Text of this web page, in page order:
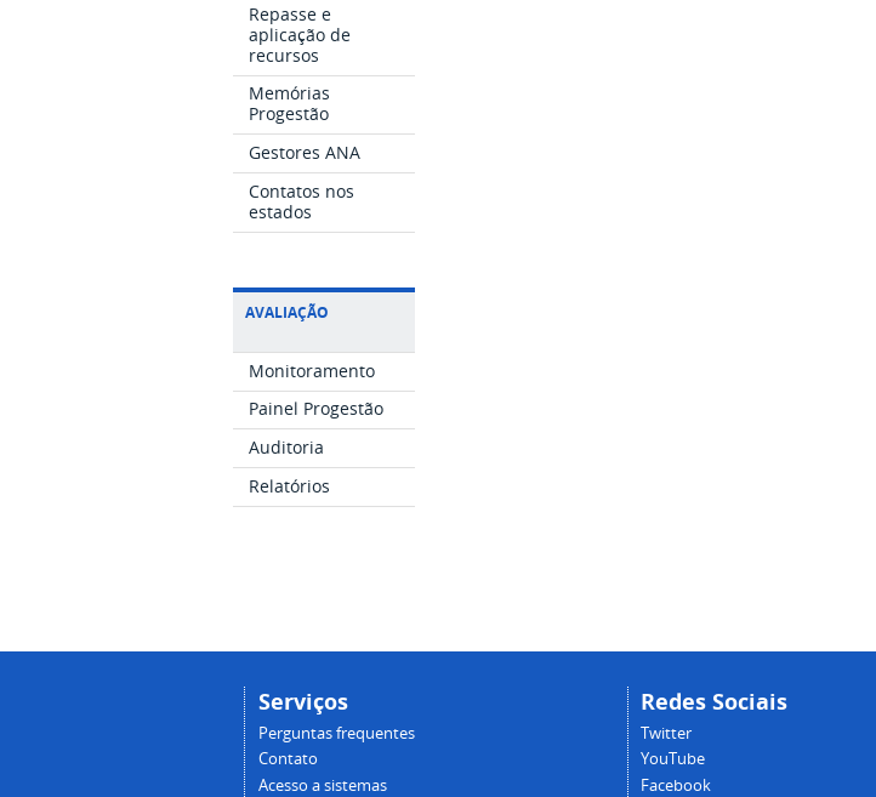
Repasse e
aplicação de
recursos
Memórias
Progestão
Gestores ANA
Contatos nos
estados
AVALIAÇÃO
Monitoramento
Painel Progestão
Auditoria
Relatórios
Serviços
Perguntas frequentes
Contato
Acesso a sistemas
Redes Sociais
Twitter
YouTube
Facebook